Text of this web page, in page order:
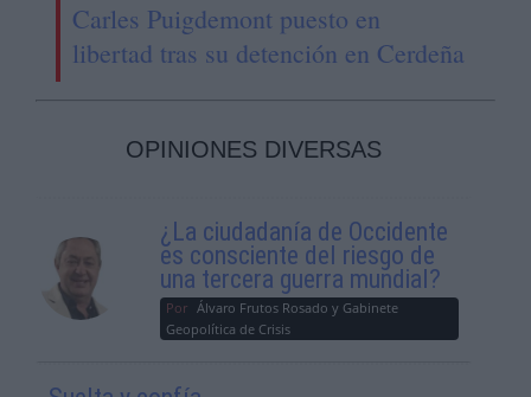
Carles Puigdemont puesto en
libertad tras su detención en Cerdeña
OPINIONES DIVERSAS
¿La ciudadanía de Occidente
es consciente del riesgo de
una tercera guerra mundial?
Por Álvaro Frutos Rosado y Gabinete
Geopolítica de Crisis